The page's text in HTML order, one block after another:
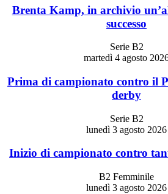
Brenta Kamp, in archivio
successo
Serie B2
martedì 4 agosto
Prima di campionato contro il
derby
Serie B2
lunedì 3 agosto 2026
Inizio di campionato contro
B2 Femminile
lunedì 3 agosto 2026